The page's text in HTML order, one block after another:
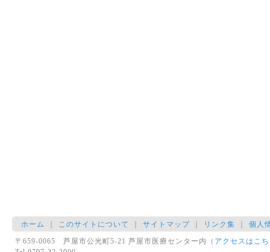
ホーム このサイトについて サイトマップ リンク集
個人
〒659-0065 芦屋市公光町5-21 芦屋市医療センター内（ アクセスはこ